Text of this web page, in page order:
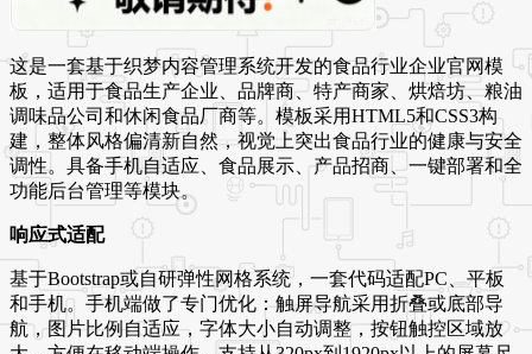
这是一套基于织梦内容管理系统开发的食品行业企业官网模
板，适用于食品生产企业、品牌商、特产商家、烘焙坊、粮油
调味品公司和休闲食品厂商等。模板采用HTML5和CSS3构
建，整体风格偏清新自然，视觉上突出食品行业的健康与安全
调性。具备手机自适应、食品展示、产品招商、一键部署和全
功能后台管理等模块。
响应式适配
基于Bootstrap或自研弹性网格系统，一套代码适配PC、平板
和手机。手机端做了专门优化：触屏导航采用折叠或底部导
航，图片比例自适应，字体大小自动调整，按钮触控区域放